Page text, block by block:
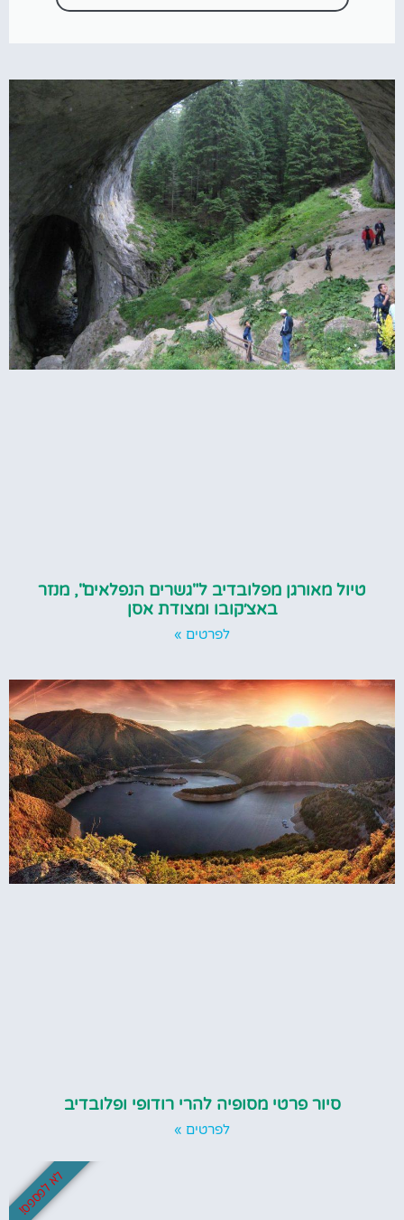
מאורגן מפלובדיב ל"גשרים הנפלאים", מנזר
באצ׳קובו ומצודת אסן
סיור פרטי מסופיה להרי רודופי ופלובדיב
לא לפספס!